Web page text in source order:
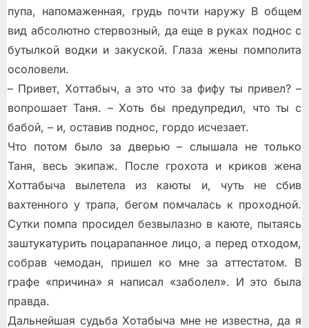
пупа, напомаженная, грудь почти наружу В общем
вид абсолютно стервозный, да еще в руках поднос с
бутылкой водки и закуской. Глаза жены помполита
осоловели.
– Привет, Хоттабыч, а это что за фифу ты привел? –
вопрошает Таня. – Хоть бы предупредил, что ты с
бабой, – и, оставив поднос, гордо исчезает.
Что потом было за дверью – слышала не только
Таня, весь экипаж. После грохота и криков жена
Хоттабыча вылетела из каюты и, чуть не сбив
вахтенного у трапа, бегом помчалась к проходной.
Сутки помпа просидел безвылазно в каюте, пытаясь
заштукатурить поцарапанное лицо, а перед отходом,
собрав чемодан, пришел ко мне за аттестатом. В
графе «причина» я написал «заболел». И это была
правда.
Дальнейшая судьба Хотабыча мне не известна, да я